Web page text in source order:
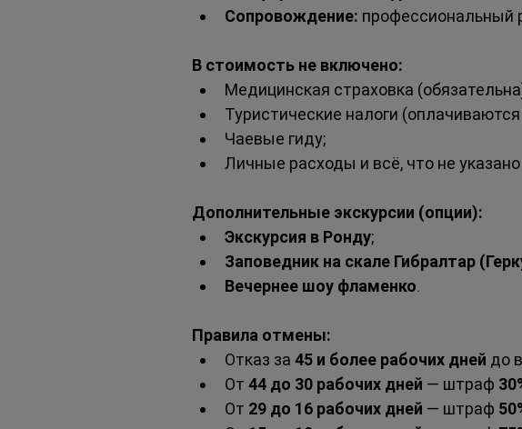
Сопровождение: профессиональный
В стоимость не включено:
Медицинская страховка
Туристические налоги
Чаевые гиду;
Личные расходы и всё, что не
Дополнительные экскурсии (опции):
Экскурсия в Ронду;
Заповедник на скале Гибралтар
Вечернее шоу фламенко.
Правила отмены:
Отказ за 45 и более рабочих дней до
От 44 до 30 рабочих дней — штраф
От 29 до 16 рабочих дней — штраф